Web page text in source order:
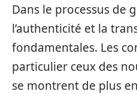
Dans le processus de
l’authenticité et la
fondamentales. Les
particulier ceux des
se montrent de plus